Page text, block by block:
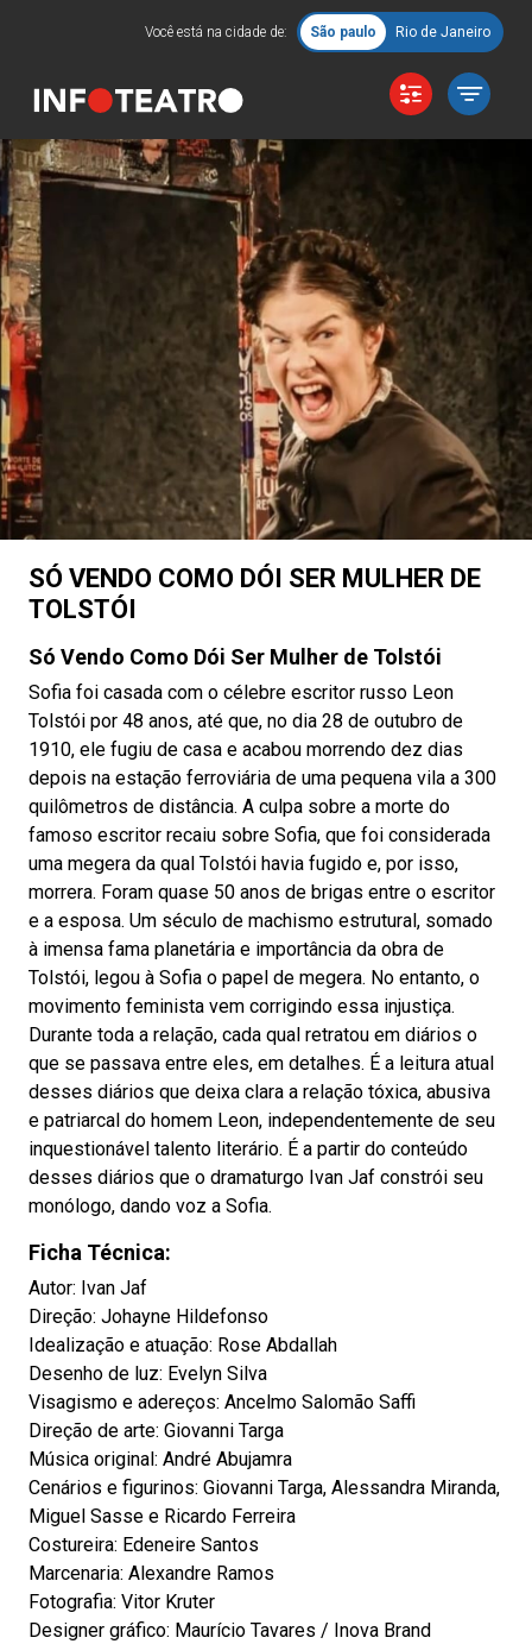
Você está na cidade de: São paulo Rio de Janeiro
SÓ VENDO COMO DÓI SER MULHER DE
TOLSTÓI
Só Vendo Como Dói Ser Mulher de Tolstói
Sofia foi casada com o célebre escritor russo Leon
Tolstói por 48 anos, até que, no dia 28 de outubro de
1910, ele fugiu de casa e acabou morrendo dez dias
depois na estação ferroviária de uma pequena vila a 300
quilômetros de distância. A culpa sobre a morte do
famoso escritor recaiu sobre Sofia, que foi considerada
uma megera da qual Tolstói havia fugido e, por isso,
morrera. Foram quase 50 anos de brigas entre o escritor
e a esposa. Um século de machismo estrutural, somado
à imensa fama planetária e importância da obra de
Tolstói, legou à Sofia o papel de megera. No entanto, o
movimento feminista vem corrigindo essa injustiça.
Durante toda a relação, cada qual retratou em diários o
que se passava entre eles, em detalhes. É a leitura atual
desses diários que deixa clara a relação tóxica, abusiva
e patriarcal do homem Leon, independentemente de seu
inquestionável talento literário. É a partir do conteúdo
desses diários que o dramaturgo Ivan Jaf constrói seu
monólogo, dando voz a Sofia.
Ficha Técnica:
Autor: Ivan Jaf
Direção: Johayne Hildefonso
Idealização e atuação: Rose Abdallah
Desenho de luz: Evelyn Silva
Visagismo e adereços: Ancelmo Salomão Saffi
Direção de arte: Giovanni Targa
Música original: André Abujamra
Cenários e figurinos: Giovanni Targa, Alessandra Miranda,
Miguel Sasse e Ricardo Ferreira
Costureira: Edeneire Santos
Marcenaria: Alexandre Ramos
Fotografia: Vitor Kruter
Designer gráfico: Maurício Tavares / Inova Brand